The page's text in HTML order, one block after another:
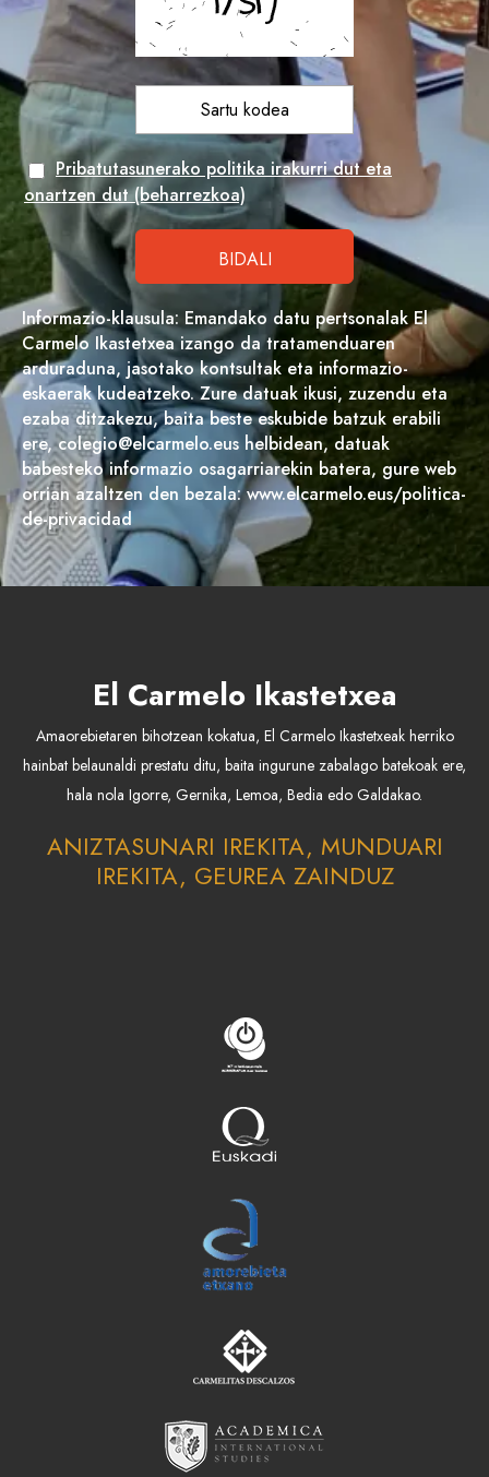
Pribatutasunerako politika irakurri dut eta
onartzen dut (beharrezkoa)
Informazio-klausula: Emandako datu pertsonalak El
Carmelo Ikastetxea izango da tratamenduaren
arduraduna, jasotako kontsultak eta informazio-
eskaerak kudeatzeko. Zure datuak ikusi, zuzendu eta
ezaba ditzakezu, baita beste eskubide batzuk erabili
ere, colegio@elcarmelo.eus helbidean, datuak
babesteko informazio osagarriarekin batera, gure web
orrian azaltzen den bezala: www.elcarmelo.eus/politica-
de-privacidad
El Carmelo Ikastetxea
Amaorebietaren bihotzean kokatua, El Carmelo Ikastetxeak herriko
hainbat belaunaldi prestatu ditu, baita ingurune zabalago batekoak ere,
hala nola Igorre, Gernika, Lemoa, Bedia edo Galdakao.
ANIZTASUNARI IREKITA, MUNDUARI
IREKITA, GEUREA ZAINDUZ